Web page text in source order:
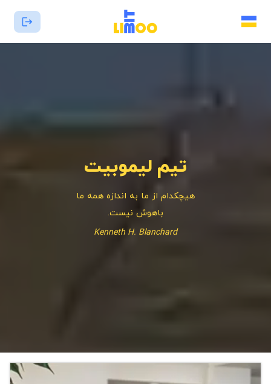
تیم لیموبیت
هیچکدام از ما به اندازه همه ما
باهوش نیست.
Kenneth H. Blanchard